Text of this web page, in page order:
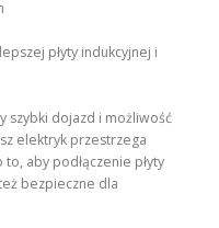
płyty indukcyjnej i
szybki dojazd i możliwość
elektryk przestrzega
aby podłączenie płyty
bezpieczne dla